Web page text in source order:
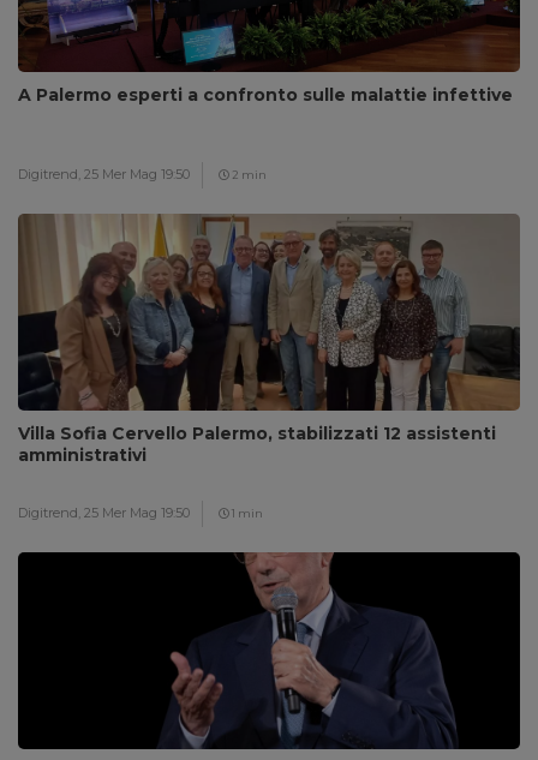
A Palermo esperti a confronto sulle malattie infettive
Digitrend, 25 Mer Mag 19:50 2 min
Villa Sofia Cervello Palermo, stabilizzati 12 assistenti
amministrativi
Digitrend, 25 Mer Mag 19:50 1 min